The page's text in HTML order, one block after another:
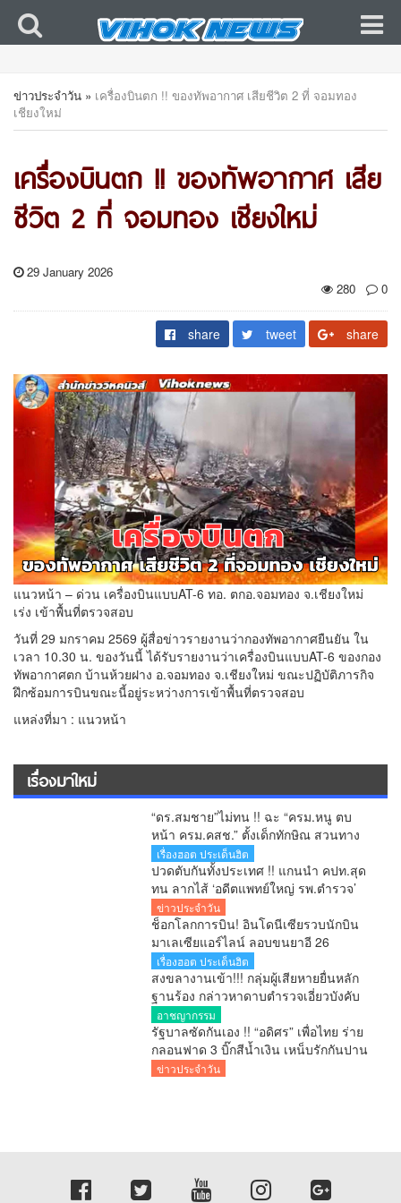
ข่าวประจำวัน » เครื่องบินตก !! ของทัพอากาศ เสียชีวิต 2 ที่ จอมทอง
เชียงใหม่
เครื่องบินตก !! ของทัพอากาศ เสีย
ชีวิต 2 ที่ จอมทอง เชียงใหม่
29 January 2026
280
0
share tweet share
แนวหน้า – ด่วน เครื่องบินแบบAT-6 ทอ. ตกอ.จอมทอง จ.เชียงใหม่
เร่ง เข้าพื้นที่ตรวจสอบ
วันที่ 29 มกราคม 2569 ผู้สื่อข่าวรายงานว่ากองทัพอากาศยืนยัน ใน
เวลา 10.30 น. ของวันนี้ ได้รับรายงานว่าเครื่องบินแบบAT-6 ของกอง
ทัพอากาศตก บ้านห้วยฝาง อ.จอมทอง จ.เชียงใหม่ ขณะปฏิบัติภารกิจ
ฝึกซ้อมการบินขณะนี้อยู่ระหว่างการเข้าพื้นที่ตรวจสอบ
แหล่งที่มา : แนวหน้า
เรื่องมาใหม่
“ดร.สมชาย”ไม่ทน !! ฉะ “ครม.หนู ตบ
หน้า ครม.คสช.” ตั้งเด็กทักษิณ สวนทาง
ปฏิรูปประเทศ-ยุทธศาสตร์ชาติ
เรื่องฮอต ประเด็นฮิต
ปวดตับกันทั้งประเทศ !! แกนนำ คปท.สุด
ทน ลากไส้ ‘อดีตแพทย์ใหญ่ รพ.ตำรวจ’
เลื่อนยศ พล.ต.อ. พร้อมดัน ‘ผกก.หนุ่ย’ ขึ้น
ผอ.ป.ย.ป. เทียบชั้น C11 สำนักนายกฯ!!
สมัยอนุทิน
ข่าวประจำวัน
ช็อกโลกการบิน! อินโดนีเซียรวบนักบิน
มาเลเซียแอร์ไลน์ ลอบขนยาอี 26
กิโลกรัม คาสนามบิน
เรื่องฮอต ประเด็นฮิต
สงขลางานเข้า!!! กลุ่มผู้เสียหายยื่นหลัก
ฐานร้อง กล่าวหาดาบตำรวจเอี่ยวบังคับ
ถ่ายคลิปอนาจาร ขู่ยัดยา มีผู้เสียหาย
หลายราย เร่งตรวจสอบ
อาชญากรรม
รัฐบาลซัดกันเอง !! “อดิศร” เพื่อไทย ร่าย
กลอนฟาด 3 บิ๊กสีน้ำเงิน เหน็บรักกันปาน
จะกลืน “เขากระโดง”
ข่าวประจำวัน